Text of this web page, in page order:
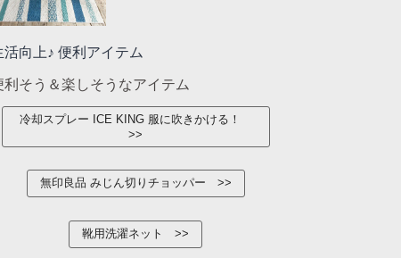
活向上♪ 便利アイテム
利そう＆楽しそうなアイテム
冷却スプレー ICE KING 服に吹きかける！
無印良品 みじん切りチョッパー
靴用洗濯ネット